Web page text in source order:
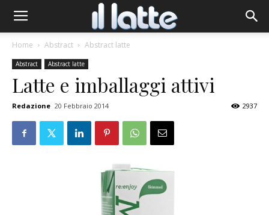
Home Abstract Abstract latte
Abstract Abstract latte
Latte e imballaggi attivi
Redazione 20 Febbraio 2014 2937